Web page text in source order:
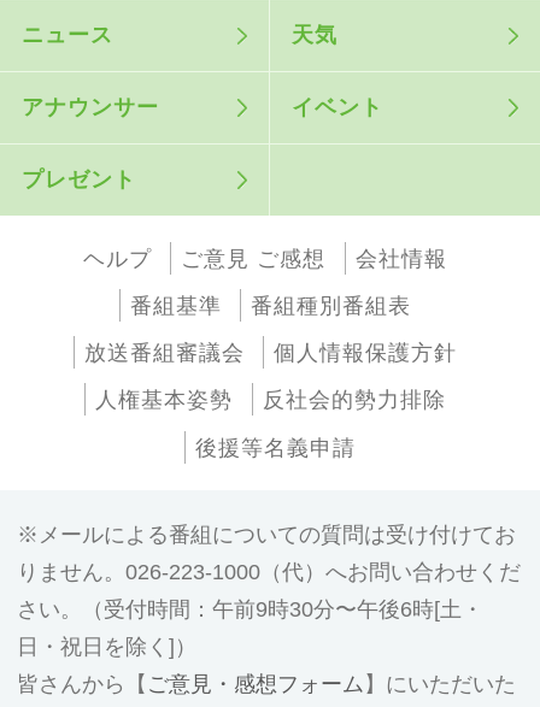
ニュース 天気
アナウンサー イベント
プレゼント
ヘルプ ご意見 ご感想
会社情報
番組基準
番組種別番組表
放送番組審議会
個人情報保護方針
人権基本姿勢
反社会的勢力排除
後援等名義申請
メールによる番組についての質問は受け付けてお
りません。026-223-1000（代）へお問い合わせくだ
さい。（受付時間：午前9時30分〜午後6時[土・
日・祝日を除く]）
皆さんから【 ご意見・感想フォーム 】にいただいた